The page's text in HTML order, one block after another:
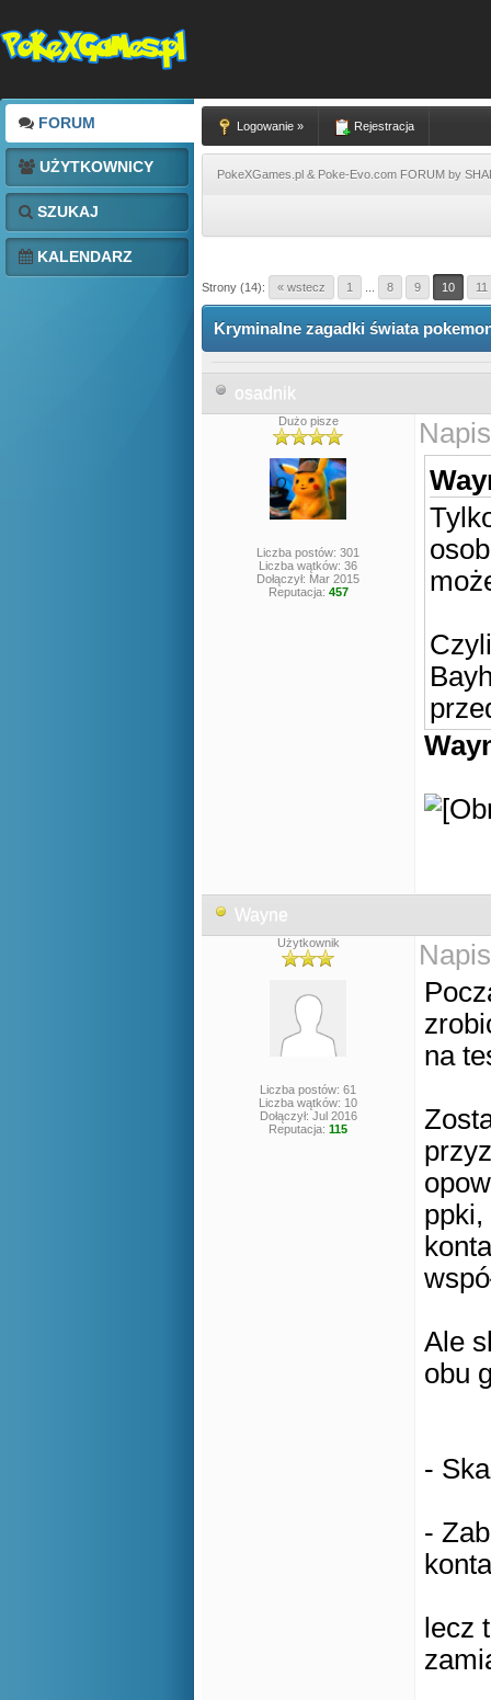
FORUM
UŻYTKOWNICY
SZUKAJ
KALENDARZ
Logowanie » Rejestracja
PokeXGames.pl & Poke-Evo.com FORUM by
Strony (14): « wstecz 1 8 9 10 11
Kryminalne zagadki świata
osadnik
Dużo pisze
Liczba postów: 301
Liczba wątków: 36
Dołączył: Mar 2015
Reputacja: 457
Wayne
Użytkownik
Liczba postów: 61
Liczba wątków: 10
Dołączył: Jul 2016
Reputacja: 115
na
Ale
obu
-
-
lecz